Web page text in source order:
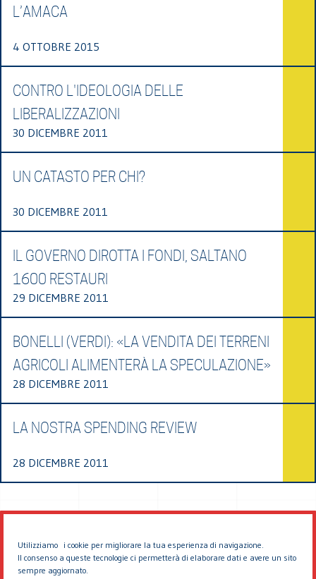
Utilizziamo i cookie per migliorare la tua esperienza di navigazione.
Il consenso a queste tecnologie ci permetterà di elaborare dati e avere un sito
sempre aggiornato.
L’AMACA
4 OTTOBRE 2015
CONTRO L'IDEOLOGIA DELLE
LIBERALIZZAZIONI
30 DICEMBRE 2011
UN CATASTO PER CHI?
30 DICEMBRE 2011
IL GOVERNO DIROTTA I FONDI, SALTANO
1600 RESTAURI
29 DICEMBRE 2011
BONELLI (VERDI): «LA VENDITA DEI TERRENI
AGRICOLI ALIMENTERÀ LA SPECULAZIONE»
28 DICEMBRE 2011
LA NOSTRA SPENDING REVIEW
28 DICEMBRE 2011